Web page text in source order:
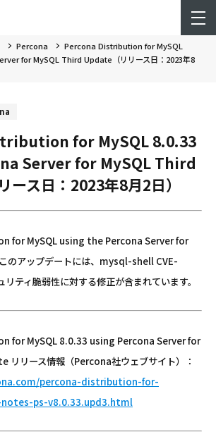
Percona
Percona Distribution for MySQL
for MySQL Third Update（リリース日：2023年8
for MySQL 8.0.33
Server for MySQL Third
ース日：2023年8月2日）
for MySQL using the Percona Server for
のアップデートには、mysql-shell CVE-
ティ脆弱性に対する修正が含まれています。
for MySQL 8.0.33 using Percona Server for
リリース情報（Percona社ウェブサイト）：
percona-distribution-for-
ps-v8.0.33.upd3.html